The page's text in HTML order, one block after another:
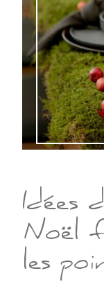
Idées
Noël
les